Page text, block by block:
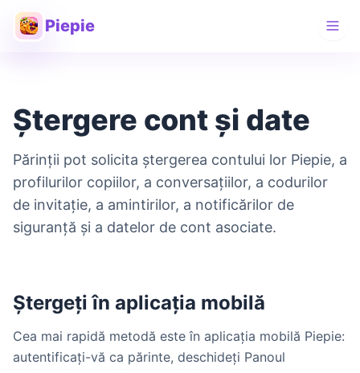
Piepie
Ștergere cont și date
Părinții pot solicita ștergerea contului lor Piepie, a
profilurilor copiilor, a conversațiilor, a codurilor
de invitație, a amintirilor, a notificărilor de
siguranță și a datelor de cont asociate.
Ștergeți în aplicația mobilă
Cea mai rapidă metodă este în aplicația mobilă Piepie:
autentificați-vă ca părinte, deschideți Panoul